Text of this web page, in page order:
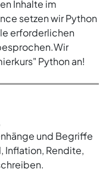
Inhalte im
setzen wir Python
erforderlichen
Python an!
und Begriffe
Inflation, Rendite,